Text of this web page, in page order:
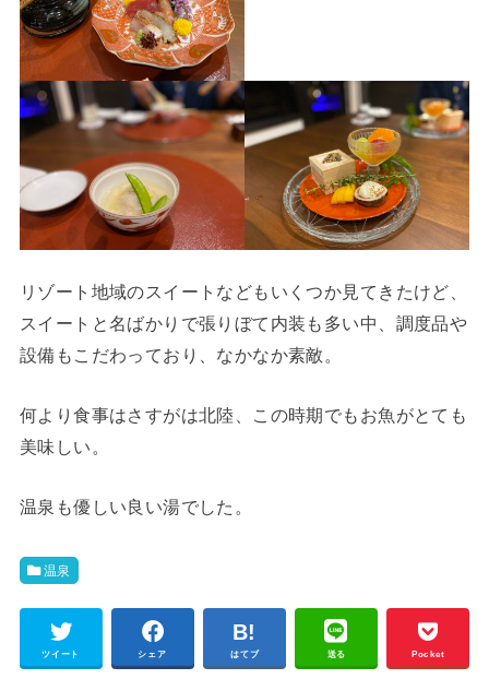
リゾート地域のスイートなどもいくつか見てきたけど、
スイートと名ばかりで張りぼて内装も多い中、調度品や
設備もこだわっており、なかなか素敵。
何より食事はさすがは北陸、この時期でもお魚がとても
美味しい。
温泉も優しい良い湯でした。
温泉
ツイート シェア はてブ 送る Pocket